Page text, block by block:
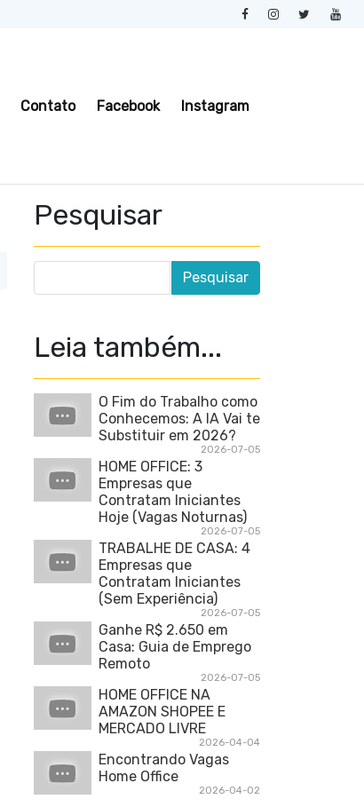
Contato Facebook Instagram
Pesquisar
Leia também...
O Fim do Trabalho como
Conhecemos: A IA Vai te
Substituir em 2026?
2026-07-05
HOME OFFICE: 3
Empresas que
Contratam Iniciantes
Hoje (Vagas Noturnas)
2026-07-05
TRABALHE DE CASA: 4
Empresas que
Contratam Iniciantes
(Sem Experiência)
2026-07-05
Ganhe R$ 2.650 em
Casa: Guia de Emprego
Remoto
2026-07-05
HOME OFFICE NA
AMAZON SHOPEE E
MERCADO LIVRE
2026-04-04
Encontrando Vagas
Home Office
2026-04-02